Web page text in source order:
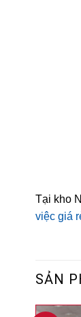
Tại kho
việc giá
SẢN